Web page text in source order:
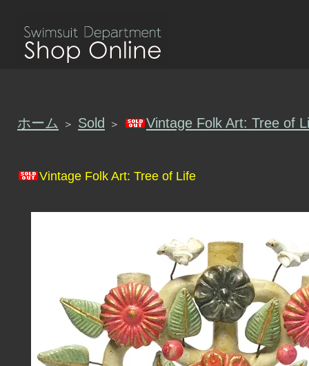
ホーム ＞ Sold ＞ Vintage Folk Art: Tree of
Vintage Folk Art: Tree of Life